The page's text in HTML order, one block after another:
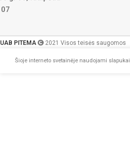
UAB PITEMA 2021 Visos teisės saugomos
Šioje interneto svetainėje naudojami